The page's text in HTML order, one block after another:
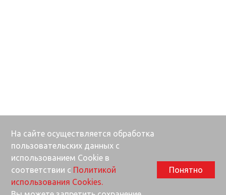
На сайте осуществляется обработка
пользовательских данных с
использованием Cookie в
соответствии с Политикой
использования Cookies.
Понятно